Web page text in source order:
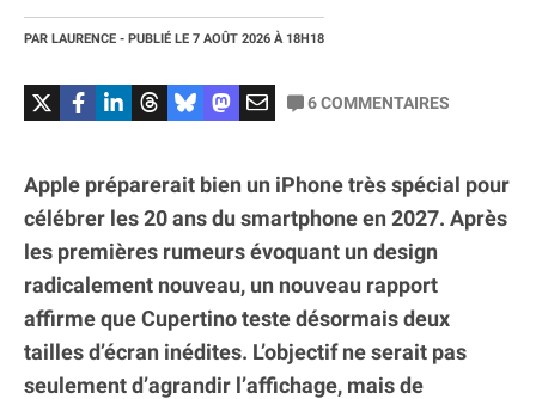
PAR LAURENCE - PUBLIÉ LE 7 AOÛT 2026 À 18H18
6COMMENTAIRES
Apple préparerait bien un iPhone très spécial pour
célébrer les 20 ans du smartphone en 2027. Après
les premières rumeurs évoquant un design
radicalement nouveau, un nouveau rapport
affirme que Cupertino teste désormais deux
tailles d’écran inédites. L’objectif ne serait pas
seulement d’agrandir l’affichage, mais de